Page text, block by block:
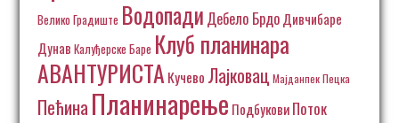
Велико Градиште Водопади Дебело БрдоДивчибаре
Дунав Калуђерске Баре Клуб планинара
АВАНТУРИСТА Кучево Лајковац Мајданпек Пецка
Пећина Планинарење ПодбуковиПоток